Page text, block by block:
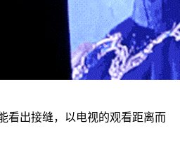
看出接缝，以电视的观看距离而